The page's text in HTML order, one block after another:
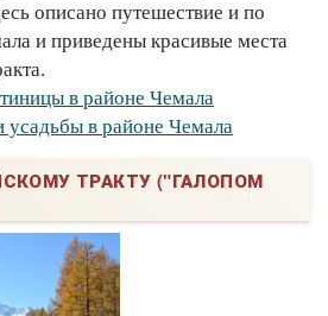
описано путешествие и по
и приведены красивые места
в районе Чемала
усадьбы в районе Чемала
ТРАКТУ ("ГАЛОПОМ